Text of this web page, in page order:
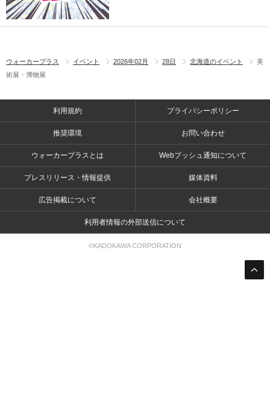
ウォーカープラス イベント 2026年02月 28日 北海道のイベント
美
術展・博物展
利用規約 プライバシーポリシー
推奨環境 お問い合わせ
ウォーカープラスとは Webプッシュ通知について
プレスリリース・情報提供 媒体資料
広告掲載について 会社概要
利用者情報の外部送信について
©KADOKAWA CORPORATION